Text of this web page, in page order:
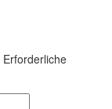
Erforderliche